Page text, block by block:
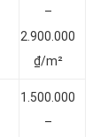
–
2.900.000
₫/m²
1.500.000
–